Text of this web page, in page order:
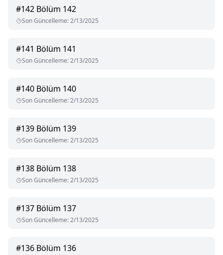
#142 Bölüm 142
Son Güncelleme:2/13/2025
#141 Bölüm 141
Son Güncelleme:2/13/2025
#140 Bölüm 140
Son Güncelleme:2/13/2025
#139 Bölüm 139
Son Güncelleme:2/13/2025
#138 Bölüm 138
Son Güncelleme:2/13/2025
#137 Bölüm 137
Son Güncelleme:2/13/2025
#136 Bölüm 136